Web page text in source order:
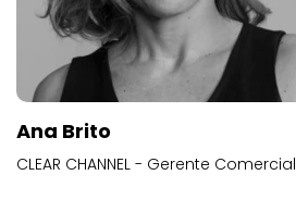
Ana Brito
CLEAR CHANNEL - Gerente Comercial